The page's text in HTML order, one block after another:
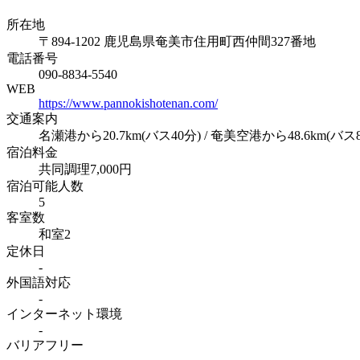
所在地
〒894-1202 鹿児島県奄美市住用町西仲間327番地
電話番号
090-8834-5540
WEB
https://www.pannokishotenan.com/
交通案内
名瀬港から20.7km(バス40分) / 奄美空港から48.6km(バス
宿泊料金
共同調理7,000円
宿泊可能人数
5
客室数
和室2
定休日
-
外国語対応
-
インターネット 環境
-
バリアフリー